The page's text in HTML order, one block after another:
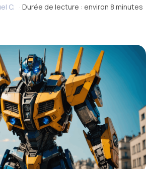
C. · Durée de lecture : environ 8 minutes